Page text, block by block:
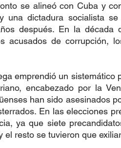
se alineó con Cuba y
una dictadura socialista
después. En la década
acusados de corrupción,
emprendió un sistemático
encabezado por la
han sido asesinados
En las elecciones
ya que siete
el resto se tuvieron que